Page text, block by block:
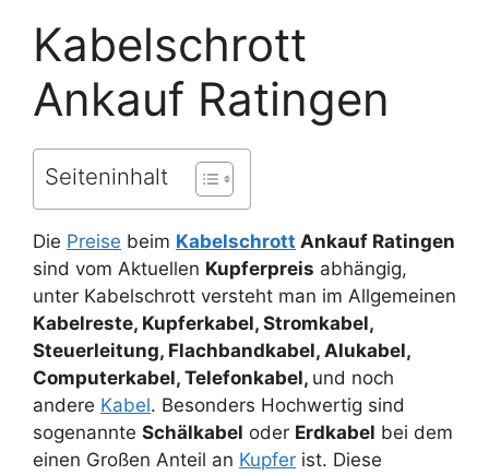
Kabelschrott
Ankauf Ratingen
Seiteninhalt
Die Preise beim Kabelschrott Ankauf Ratingen
sind vom Aktuellen Kupferpreis abhängig,
unter Kabelschrott versteht man im Allgemeinen
Kabelreste, Kupferkabel, Stromkabel,
Steuerleitung, Flachbandkabel, Alukabel,
Computerkabel, Telefonkabel, und noch
andere Kabel. Besonders Hochwertig sind
sogenannte Schälkabel oder Erdkabel bei dem
einen Großen Anteil an Kupfer ist. Diese